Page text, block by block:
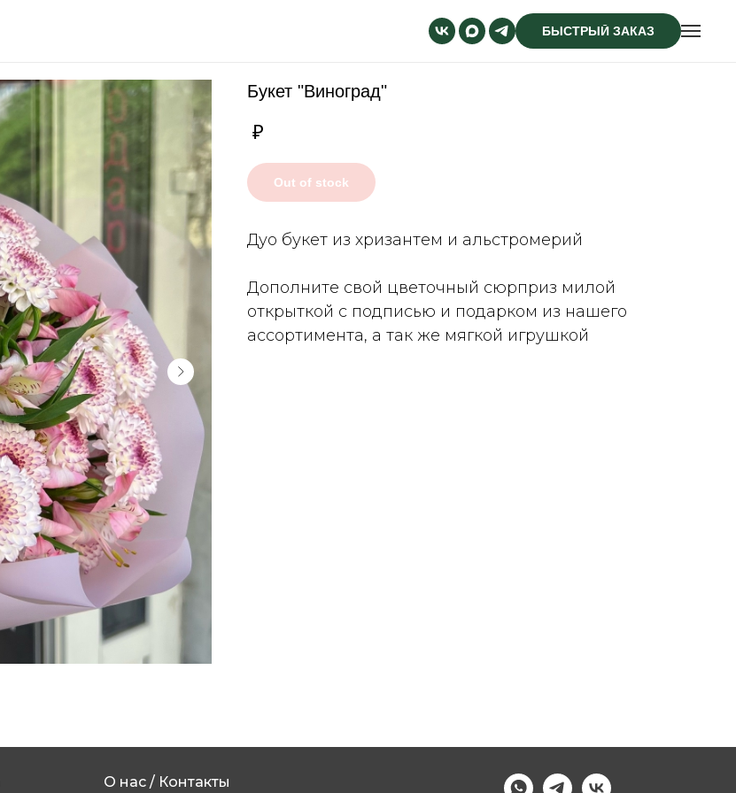
БЫСТРЫЙ ЗАКАЗ
Букет "Виноград"
₽
Out of stock
Дуо букет из хризантем и альстромерий
Дополните свой цветочный сюрприз милой
открыткой с подписью и подарком из нашего
ассортимента, а так же мягкой игрушкой
О нас / Контакты